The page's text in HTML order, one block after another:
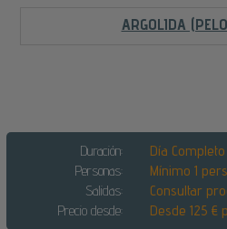
ARGOLIDA
Duración:
Día Completo
Personas:
Mínimo 1
Salidas:
Consultar
Precio desde:
Desde 125 €